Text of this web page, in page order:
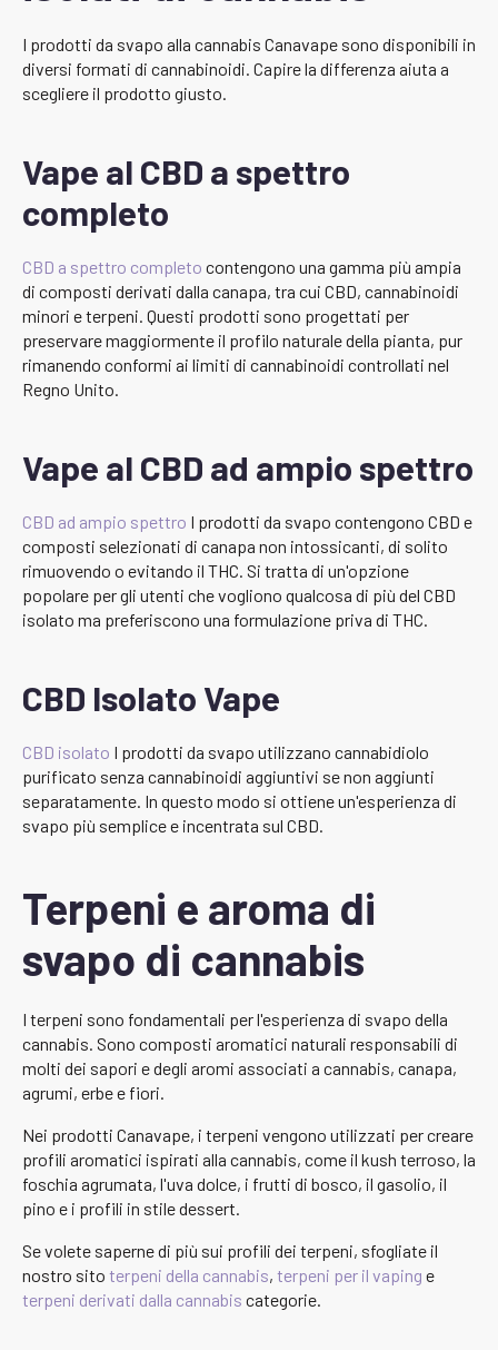
I prodotti da svapo alla cannabis Canavape sono disponibili in
diversi formati di cannabinoidi. Capire la differenza aiuta a
scegliere il prodotto giusto.
Vape al CBD a spettro
completo
CBD a spettro completo contengono una gamma più ampia
di composti derivati dalla canapa, tra cui CBD, cannabinoidi
minori e terpeni. Questi prodotti sono progettati per
preservare maggiormente il profilo naturale della pianta, pur
rimanendo conformi ai limiti di cannabinoidi controllati nel
Regno Unito.
Vape al CBD ad ampio spettro
CBD ad ampio spettro I prodotti da svapo contengono CBD e
composti selezionati di canapa non intossicanti, di solito
rimuovendo o evitando il THC. Si tratta di un'opzione
popolare per gli utenti che vogliono qualcosa di più del CBD
isolato ma preferiscono una formulazione priva di THC.
CBD Isolato Vape
CBD isolato I prodotti da svapo utilizzano cannabidiolo
purificato senza cannabinoidi aggiuntivi se non aggiunti
separatamente. In questo modo si ottiene un'esperienza di
svapo più semplice e incentrata sul CBD.
Terpeni e aroma di
svapo di cannabis
I terpeni sono fondamentali per l'esperienza di svapo della
cannabis. Sono composti aromatici naturali responsabili di
molti dei sapori e degli aromi associati a cannabis, canapa,
agrumi, erbe e fiori.
Nei prodotti Canavape, i terpeni vengono utilizzati per creare
profili aromatici ispirati alla cannabis, come il kush terroso, la
foschia agrumata, l'uva dolce, i frutti di bosco, il gasolio, il
pino e i profili in stile dessert.
Se volete saperne di più sui profili dei terpeni, sfogliate il
nostro sito terpeni della cannabis, terpeni per il vaping e
terpeni derivati dalla cannabis categorie.